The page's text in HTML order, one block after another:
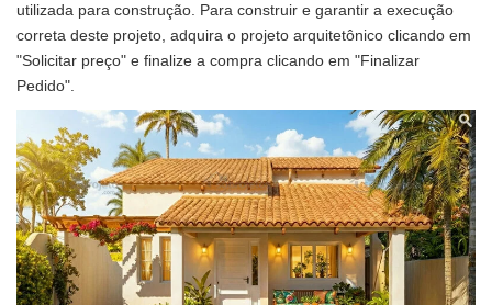
utilizada para construção. Para construir e garantir a execução
correta deste projeto, adquira o projeto arquitetônico clicando em
"Solicitar preço" e finalize a compra clicando em "Finalizar
Pedido".